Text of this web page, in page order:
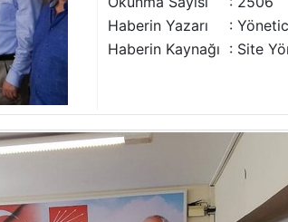
Haberin Yazarı
:
Haberin Kaynağı : Site